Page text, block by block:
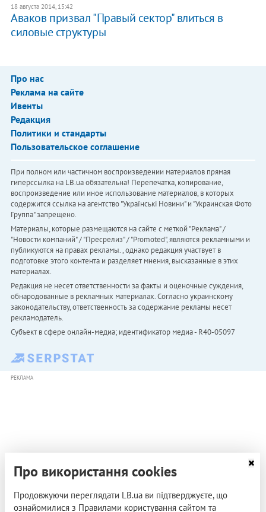
18 августа 2014, 15:42
Аваков призвал "Правый сектор" влиться в
силовые структуры
Про нас
Реклама на сайте
Ивенты
Редакция
Политики и стандарты
Пользовательское соглашение
При полном или частичном воспроизведении материалов прямая
гиперссылка на LB.ua обязательна! Перепечатка, копирование,
воспроизведение или иное использование материалов, в которых
содержится ссылка на агентство "Українськi Новини" и "Украинская Фото
Группа" запрещено.
Материалы, которые размещаются на сайте с меткой "Реклама" /
"Новости компаний" / "Пресрелиз" / "Promoted", являются рекламными и
публикуются на правах рекламы. , однако редакция участвует в
подготовке этого контента и разделяет мнения, высказанные в этих
материалах.
Редакция не несет ответственности за факты и оценочные суждения,
обнародованные в рекламных материалах. Согласно украинскому
законодательству, ответственность за содержание рекламы несет
рекламодатель.
Субъект в сфере онлайн-медиа; идентификатор медиа - R40-05097
РЕКЛАМА
Про використання cookies
Продовжуючи переглядати LB.ua ви підтверджуєте, що
ознайомилися з Правилами користування сайтом та